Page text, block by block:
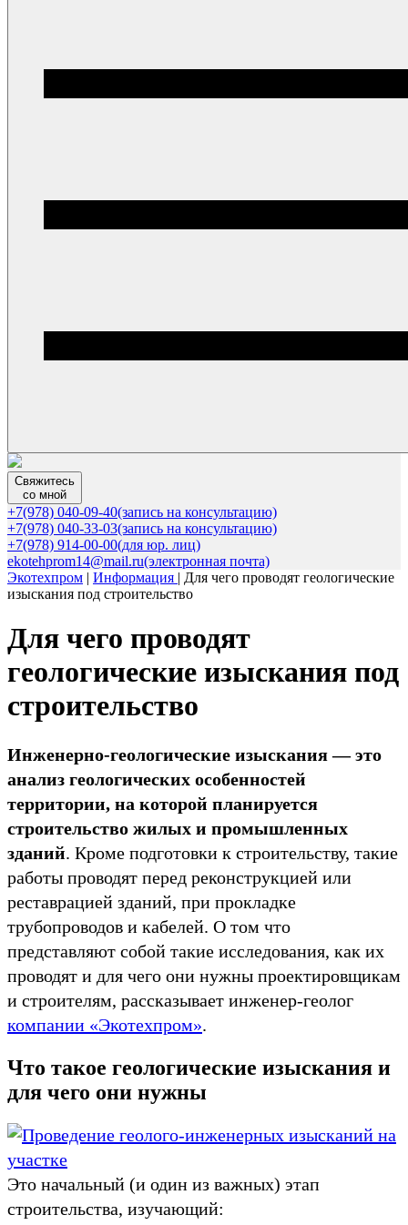
Свяжитесь
со мной
+7(978) 040-09-40(запись на консультацию)
+7(978) 040-33-03(запись на консультацию)
+7(978) 914-00-00(для юр. лиц)
ekotehprom14@mail.ru(электронная почта)
Экотехпром | Информация | Для чего проводят геологические
изыскания под строительство
Для чего проводят
геологические изыскания под
строительство
Инженерно-геологические изыскания — это
анализ геологических особенностей
территории, на которой планируется
строительство жилых и промышленных
зданий. Кроме подготовки к строительству, такие
работы проводят перед реконструкцией или
реставрацией зданий, при прокладке
трубопроводов и кабелей. О том что
представляют собой такие исследования, как их
проводят и для чего они нужны проектировщикам
и строителям, рассказывает инженер-геолог
компании «Экотехпром».
Что такое геологические изыскания и
для чего они нужны
Это начальный (и один из важных) этап
строительства, изучающий: